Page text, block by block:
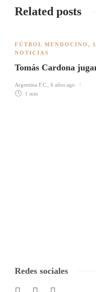
Related posts
FÚTBOL MENDOCINO ,
NOTICIAS
Tomás Cardona
Argentina F.C.
6 años ago
1 min
Redes sociales